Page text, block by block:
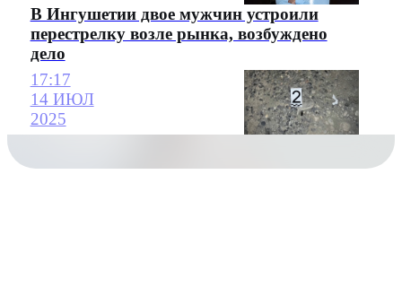
В Ингушетии двое мужчин устроили
перестрелку возле рынка, возбуждено
дело
17:17
14 ИЮЛ
2025